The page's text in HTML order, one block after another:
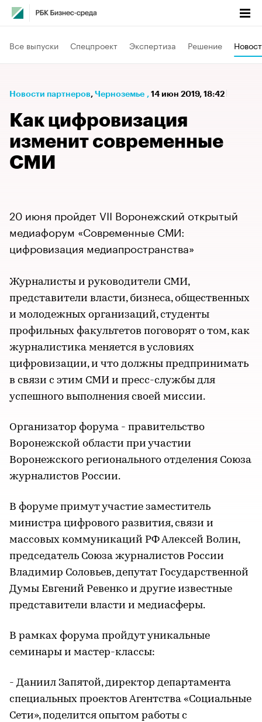
Все выпуски Спецпроект Экспертиза Решение
Новости партнеров⁠, Черноземье , 14 июн 2019, 18:42
Как цифровизация
изменит современные
СМИ
20 июня пройдет VII Воронежский открытый
медиафорум «Современные СМИ:
цифровизация медиапространства»
Журналисты и руководители СМИ,
представители власти, бизнеса, общественных
и молодежных организаций, студенты
профильных факультетов поговорят о том, как
журналистика меняется в условиях
цифровизации, и что должны предпринимать
в связи с этим СМИ и пресс-службы для
успешного выполнения своей миссии.
Организатор форума - правительство
Воронежской области при участии
Воронежского регионального отделения Союза
журналистов России.
В форуме примут участие заместитель
министра цифрового развития, связи и
массовых коммуникаций РФ Алексей Волин,
председатель Союза журналистов России
Владимир Соловьев, депутат Государственной
Думы Евгений Ревенко и другие известные
представители власти и медиасферы.
В рамках форума пройдут уникальные
семинары и мастер-классы:
- Даниил Запятой, директор департамента
специальных проектов Агентства «Социальные
Сети», поделится опытом работы с